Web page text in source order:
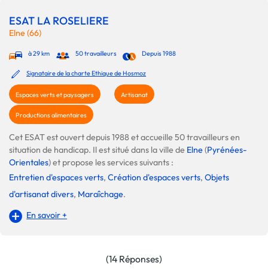
ESAT LA ROSELIERE
Elne (66)
à 29 km 50 travailleurs Depuis 1988
Signataire de la charte Ethique de Hosmoz
Espaces verts et paysagers Artisanat
Productions alimentaires
Cet ESAT est ouvert depuis 1988 et accueille 50 travailleurs en
situation de handicap. Il est situé dans la ville de Elne(Pyrénées-
Orientales) et propose les services suivants :
Entretien d'espaces verts, Création d'espaces verts, Objets
d'artisanat divers, Maraîchage.
En savoir +
(14 Réponses)